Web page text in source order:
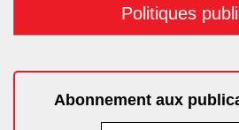
Politiques
Abonnement aux